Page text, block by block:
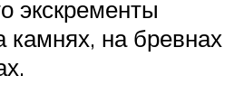
экскременты
камнях, на бревнах